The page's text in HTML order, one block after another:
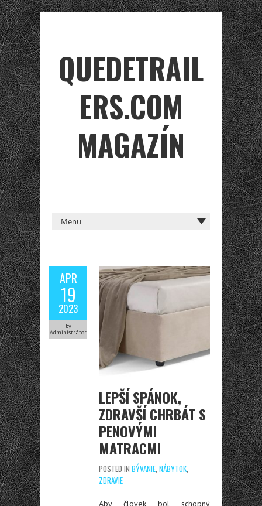
QUEDETRAIL
ERS.COM
MAGAZÍN
APR
19
2023
by
Administrátor
LEPŠÍ SPÁNOK,
ZDRAVŠÍ CHRBÁT S
PENOVÝMI
MATRACMI
POSTED IN BÝVANIE, NÁBYTOK,
ZDRAVIE
Aby človek bol schopný